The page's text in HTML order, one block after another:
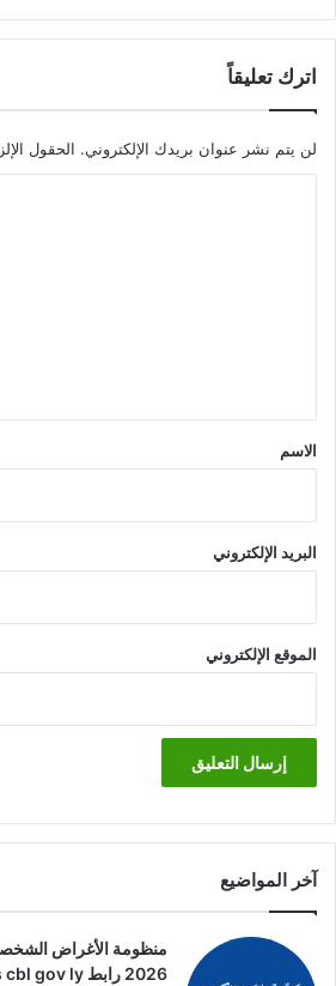
اترك تعليقاً
لن يتم نشر عنوان بريدك الإلكتروني. الحقول
*
الاسم
البريد الإلكتروني
الموقع الإلكتروني
آخر المواضيع
منظومة الأغراض
2026 رابط fcms cbl gov ly